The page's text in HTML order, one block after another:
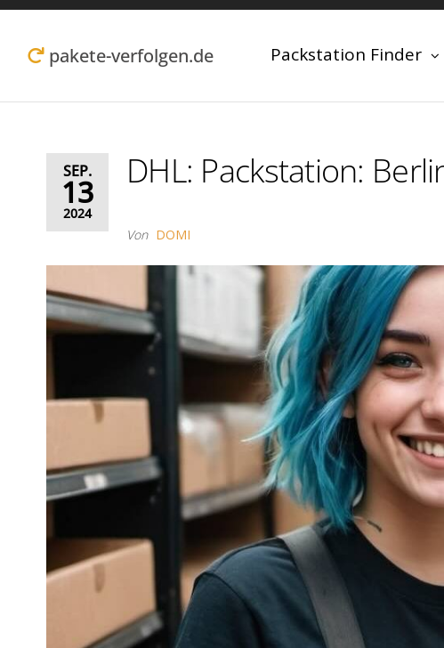
Zum
Inhalt pakete-verfolgen.de Packstation Finder
SEP.
13
2024
DHL: Packstation:
Von DOMI